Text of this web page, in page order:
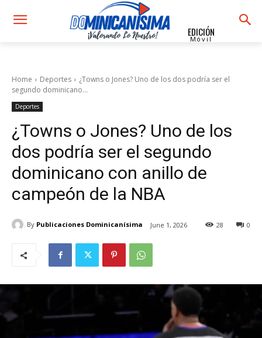
EDICIÓN
Móvil
Home Deportes
¿Towns o Jones? Uno de los dos podría ser el
segundo dominicano...
Deportes
¿Towns o Jones? Uno de los
dos podría ser el segundo
dominicano con anillo de
campeón de la NBA
By Publicaciones Dominicanísima June 1, 2026 0
28